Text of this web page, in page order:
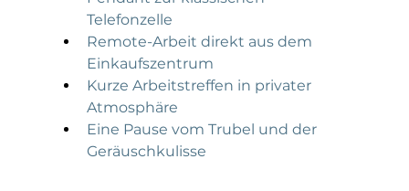
Telefonzelle
Remote-Arbeit direkt aus dem
Einkaufszentrum
Kurze Arbeitstreffen in privater
Atmosphäre
Eine Pause vom Trubel und der
Geräuschkulisse